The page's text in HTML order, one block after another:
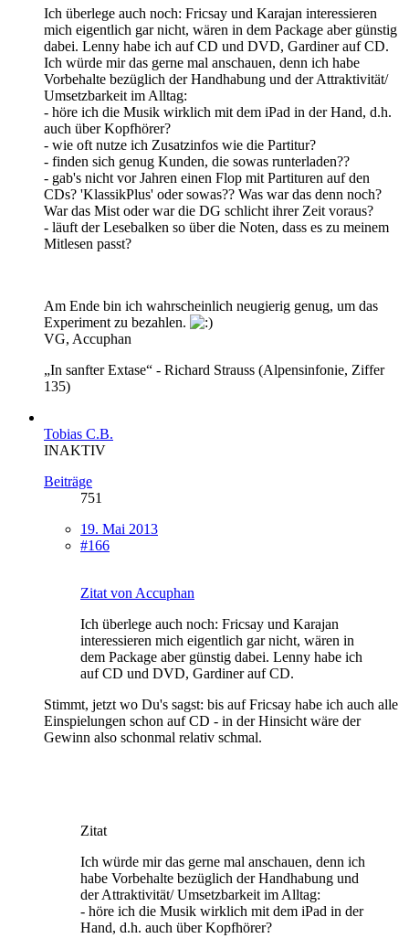
Ich überlege auch noch: Fricsay und Karajan interessieren
mich eigentlich gar nicht, wären in dem Package aber günstig
dabei. Lenny habe ich auf CD und DVD, Gardiner auf CD.
Ich würde mir das gerne mal anschauen, denn ich habe
Vorbehalte bezüglich der Handhabung und der Attraktivität/
Umsetzbarkeit im Alltag:
- höre ich die Musik wirklich mit dem iPad in der Hand, d.h.
auch über Kopfhörer?
- wie oft nutze ich Zusatzinfos wie die Partitur?
- finden sich genug Kunden, die sowas runterladen??
- gab's nicht vor Jahren einen Flop mit Partituren auf den
CDs? 'KlassikPlus' oder sowas?? Was war das denn noch?
War das Mist oder war die DG schlicht ihrer Zeit voraus?
- läuft der Lesebalken so über die Noten, dass es zu meinem
Mitlesen passt?
Am Ende bin ich wahrscheinlich neugierig genug, um das
Experiment zu bezahlen.
VG, Accuphan
„In sanfter Extase“ - Richard Strauss (Alpensinfonie, Ziffer
135)
Tobias C.B.
INAKTIV
Beiträge
751
19. Mai 2013
#166
Zitat von Accuphan
Ich überlege auch noch: Fricsay und Karajan
interessieren mich eigentlich gar nicht, wären in
dem Package aber günstig dabei. Lenny habe ich
auf CD und DVD, Gardiner auf CD.
Stimmt, jetzt wo Du's sagst: bis auf Fricsay habe ich auch alle
Einspielungen schon auf CD - in der Hinsicht wäre der
Gewinn also schonmal relativ schmal.
Zitat
Ich würde mir das gerne mal anschauen, denn ich
habe Vorbehalte bezüglich der Handhabung und
der Attraktivität/ Umsetzbarkeit im Alltag:
- höre ich die Musik wirklich mit dem iPad in der
Hand, d.h. auch über Kopfhörer?